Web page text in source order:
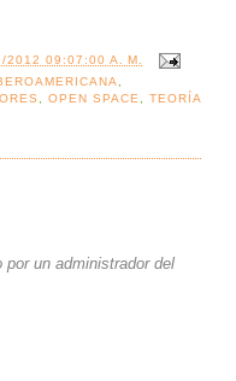
2012 09:07:00 A. M.
,
, OPEN SPACE, TEORÍA
un administrador del